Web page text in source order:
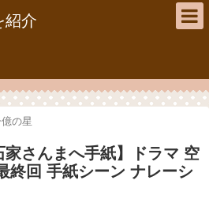
紹介
の星
家さんまへ手紙】ドラマ 空
終回 手紙シーン ナレーシ